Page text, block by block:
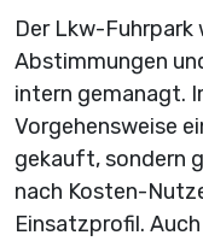
Der Lkw-Fuhrpark
Abstimmungen
intern gemanagt.
Vorgehensweise
gekauft, sondern
nach Kosten-
Einsatzprofil.